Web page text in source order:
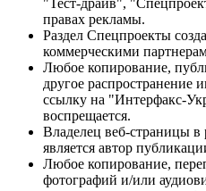
правах рекламы.
Раздел Спецпроекты
коммерческими
Любое копирование,
другое распространение
ссылку на "Интерфакс-
воспрещается.
Владелец веб-страницы в
является автор
Любое копирование,
фотографий и/или